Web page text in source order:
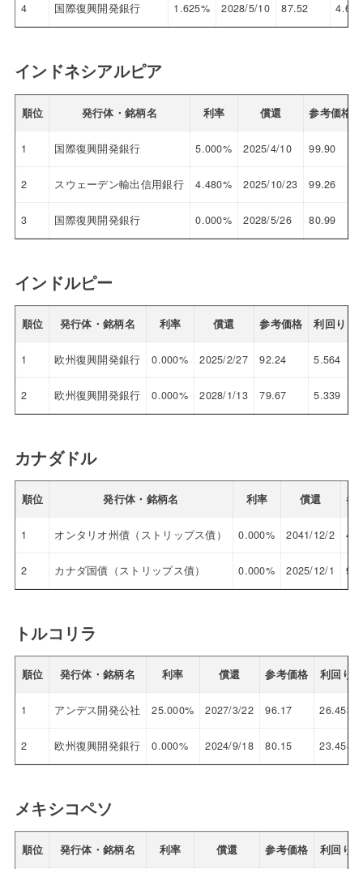
4 国際復興開発銀行 1.625% 2028/5/10 87.52 4.610
インドネシアルピア
順位 発行体・銘柄名 利率 償還 参考価格
1 国際復興開発銀行 5.000% 2025/4/10 99.90
2 スウェーデン輸出信用銀行 4.480% 2025/10/23 99.26
3 国際復興開発銀行 0.000% 2028/5/26 80.99
インドルピー
順位 発行体・銘柄名 利率 償還 参考価格 利回り
1 欧州復興開発銀行 0.000% 2025/2/27 92.24 5.564
2 欧州復興開発銀行 0.000% 2028/1/13 79.67 5.339
カナダドル
順位 発行体・銘柄名 利率 償還 参
1 オンタリオ州債（ストリップス債） 0.000% 2041/12/2
2 カナダ国債（ストリップス債） 0.000% 2025/12/1
トルコリラ
順位 発行体・銘柄名 利率 償還 参考価格 利回り
1 アンデス開発公社 25.000% 2027/3/22 96.17 26.453
2 欧州復興開発銀行 0.000% 2024/9/18 80.15 23.458
メキシコペソ
順位 発行体・銘柄名 利率 償還 参考価格 利回り